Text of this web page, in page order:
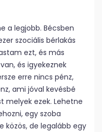
a legjobb. Bécsben
szociális bérlakás
ezt, és más
és igyekeznek
erre nincs pénz,
ami jóval kevésbé
melyek ezek. Lehetne
egy szoba
közös, de legalább egy